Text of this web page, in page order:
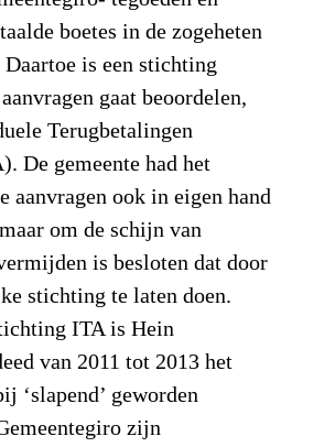
boetes in de zogeheten
is een stichting
gaat beoordelen,
Terugbetalingen
De gemeente had het
aanvragen ook in eigen hand
om de schijn van
is besloten dat door
stichting te laten doen.
ITA is Hein
van 2011 tot 2013 het
‘slapend’ geworden
zijn